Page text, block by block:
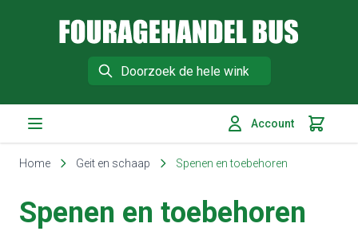
Search
Account
Home Geit en schaap Spenen en toebehoren
Spenen en toebehoren